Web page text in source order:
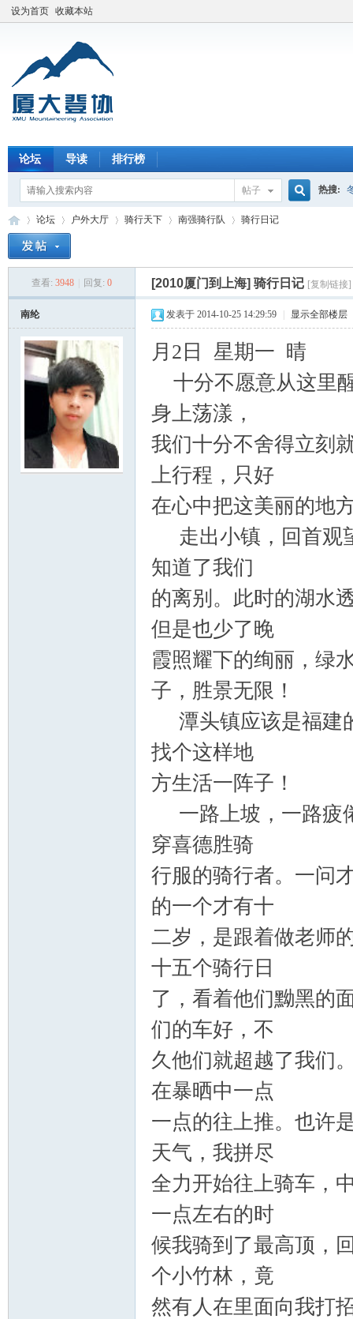
设为首页 收藏本站
论坛 导读 排行榜
帖子
索
热搜:
论坛
›
户外大厅
›
骑行天下
›
南强骑行队
›
骑行日记
查看: 3948 回复: 0 [2010厦门到上海] 骑行日记 [复制链接]
南纶 发表于 2014-10-25 14:29:59 显示全部楼层
月 2日 星期一 晴
十分不愿意从这里
身上荡漾，
我们十分不舍得立刻
上行程，只好
在心中把这美丽的地
走出小镇，回首观
知道了我们
的离别。此时的湖水
但是也少了晚
霞照耀下的绚丽，绿
子，胜景无限！
潭头镇应该是福建
找个这样地
方生活一阵子！
一路上坡，一路疲
穿喜德胜骑
行服的骑行者。一问
的一个才有十
二岁，是跟着做老师
十五个骑行日
了，看着他们黝黑的
们的车好，不
久他们就超越了我们
在暴晒中一点
一点的往上推。也许
天气，我拼尽
全力开始往上骑车，
一点左右的时
候我骑到了最高顶，
个小竹林，竟
然有人在里面向我打